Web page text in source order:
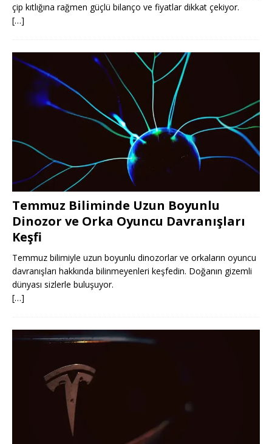
çip kıtlığına rağmen güçlü bilanço ve fiyatlar dikkat çekiyor.
[…]
Temmuz Biliminde Uzun Boyunlu
Dinozor ve Orka Oyuncu Davranışları
Keşfi
Temmuz bilimiyle uzun boyunlu dinozorlar ve orkaların oyuncu
davranışları hakkında bilinmeyenleri keşfedin. Doğanın gizemli
dünyası sizlerle buluşuyor.
[…]